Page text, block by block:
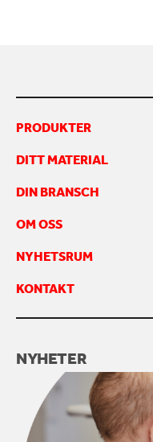
PRODUKTER
DITT MATERIAL
DIN BRANSCH
OM OSS
NYHETSRUM
KONTAKT
NYHETER